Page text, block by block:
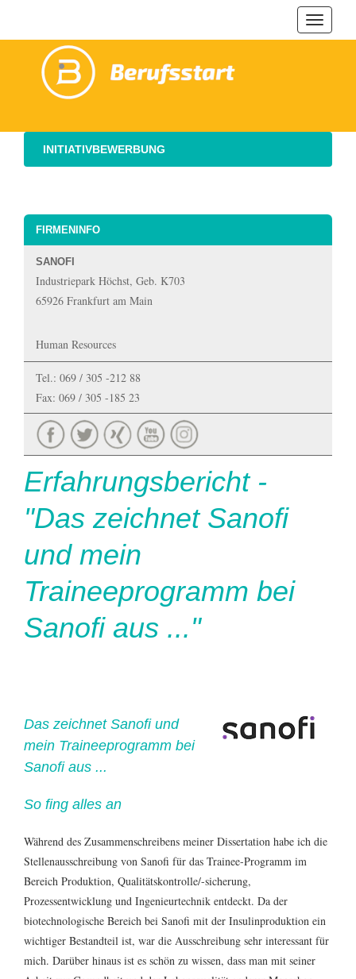
ein-/
INITIATIVBEWERBUNG
FIRMENINFO
SANOFI
Industriepark Höchst, Geb. K703
65926 Frankfurt am Main
Human Resources
Tel.: 069 / 305 -212 88
Fax: 069 / 305 -185 23
Erfahrungsbericht -
"Das zeichnet Sanofi
und mein
Traineeprogramm bei
Sanofi aus ..."
Das zeichnet Sanofi und
mein Traineeprogramm bei
Sanofi aus ...
So fing alles an
Während des Zusammenschreibens meiner Dissertation habe ich die
Stellenausschreibung von Sanofi für das Trainee-Programm im
Bereich Produktion, Qualitätskontrolle/-sicherung,
Prozessentwicklung und Ingenieurtechnik entdeckt. Da der
biotechnologische Bereich bei Sanofi mit der Insulinproduktion ein
wichtiger Bestandteil ist, war die Ausschreibung sehr interessant für
mich. Darüber hinaus ist es schön zu wissen, dass man mit seiner